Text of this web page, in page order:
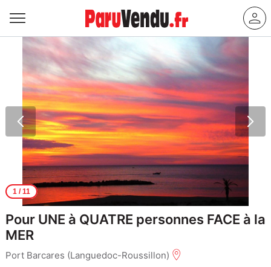
1/ 11
Pour UNE à QUATRE personnes FACE à la
MER
Port Barcares (Languedoc-Roussillon)